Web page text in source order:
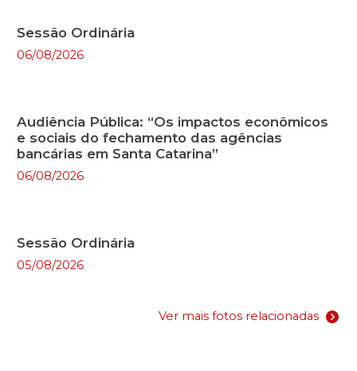
Sessão Ordinária
06/08/2026
Audiência Pública: “Os impactos econômicos
e sociais do fechamento das agências
bancárias em Santa Catarina”
06/08/2026
Sessão Ordinária
05/08/2026
Ver mais fotos relacionadas